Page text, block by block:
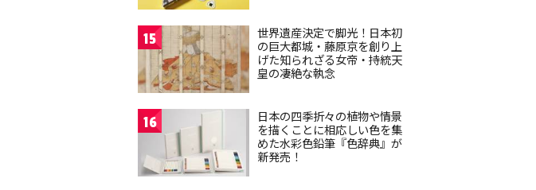
15
世界遺産決定で脚光！日本初
の巨大都城・藤原京を創り上
げた知られざる女帝・持統天
皇の凄絶な執念
16
日本の四季折々の植物や情景
を描くことに相応しい色を集
めた水彩色鉛筆『色辞典』が
新発売！